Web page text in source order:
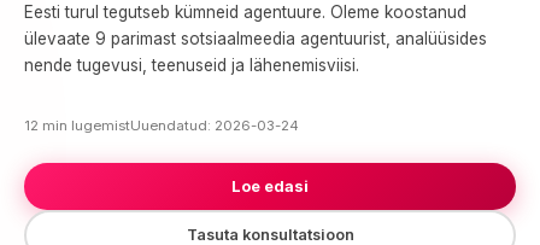
Eesti turul tegutseb kümneid agentuure. Oleme koostanud
ülevaate 9 parimast sotsiaalmeedia agentuurist, analüüsides
nende tugevusi, teenuseid ja lähenemisviisi.
12 min lugemistUuendatud: 2026-03-24
Loe edasi
Tasuta konsultatsioon